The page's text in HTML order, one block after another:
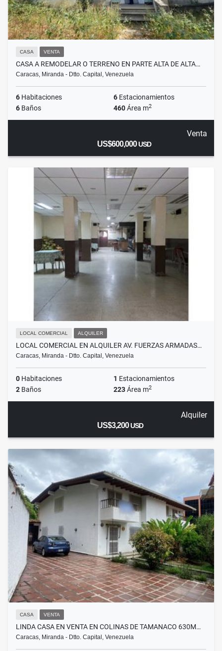
CASA VENTA
CASA A REMODELAR O TERRENO EN PARTE ALTA DE ALTA…
Caracas, Miranda - Dtto. Capital, Venezuela
6 Habitaciones 6 Estacionamientos
6 Baños 460Área m2
Venta
US$600,000USD
LOCAL COMERCIAL ALQUILER
LOCAL COMERCIAL EN ALQUILER AV. FUERZAS ARMADAS…
Caracas, Miranda - Dtto. Capital, Venezuela
0 Habitaciones 1 Estacionamientos
2 Baños 223Área m2
Alquiler
US$3,200USD
CASA VENTA
LINDA CASA EN VENTA EN COLINAS DE TAMANACO 630M…
Caracas, Miranda - Dtto. Capital, Venezuela